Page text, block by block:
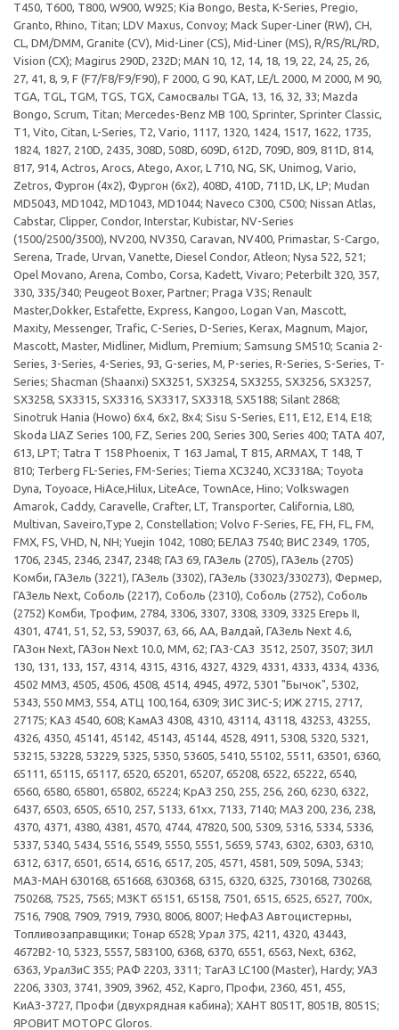
T450, T600, T800, W900, W925; Kia Bongo, Besta, K-Series, Pregio,
Granto, Rhino, Titan; LDV Maxus, Convoy; Mack Super-Liner (RW), CH,
CL, DM/DMM, Granite (CV), Mid-Liner (CS), Mid-Liner (MS), R/RS/RL/RD,
Vision (CX); Magirus 290D, 232D; MAN 10, 12, 14, 18, 19, 22, 24, 25, 26,
27, 41, 8, 9, F (F7/F8/F9/F90), F 2000, G 90, KAT, LE/L 2000, M 2000, M 90,
TGA, TGL, TGM, TGS, TGX, Самосвалы TGA, 13, 16, 32, 33; Mazda
Bongo, Scrum, Titan; Mercedes-Benz MB 100, Sprinter, Sprinter Classic,
T1, Vito, Citan, L-Series, T2, Vario, 1117, 1320, 1424, 1517, 1622, 1735,
1824, 1827, 210D, 2435, 308D, 508D, 609D, 612D, 709D, 809, 811D, 814,
817, 914, Actros, Arocs, Atego, Axor, L 710, NG, SK, Unimog, Vario,
Zetros, Фургон (4х2), Фургон (6х2), 408D, 410D, 711D, LK, LP; Mudan
MD5043, MD1042, MD1043, MD1044; Naveco C300, C500; Nissan Atlas,
Cabstar, Clipper, Condor, Interstar, Kubistar, NV-Series
(1500/2500/3500), NV200, NV350, Caravan, NV400, Primastar, S-Cargo,
Serena, Trade, Urvan, Vanette, Diesel Condor, Atleon; Nysa 522, 521;
Opel Movano, Arena, Combo, Corsa, Kadett, Vivaro; Peterbilt 320, 357,
330, 335/340; Peugeot Boxer, Partner; Praga V3S; Renault
Master,Dokker, Estafette, Express, Kangoo, Logan Van, Mascott,
Maxity, Messenger, Trafic, C-Series, D-Series, Kerax, Magnum, Major,
Mascott, Master, Midliner, Midlum, Premium; Samsung SM510; Scania 2-
Series, 3-Series, 4-Series, 93, G-series, M, P-series, R-Series, S-Series, T-
Series; Shacman (Shaanxi) SX3251, SX3254, SX3255, SX3256, SX3257,
SX3258, SX3315, SX3316, SX3317, SX3318, SX5188; Silant 2868;
Sinotruk Hania (Howo) 6x4, 6x2, 8x4; Sisu S-Series, E11, E12, E14, E18;
Skoda LIAZ Series 100, FZ, Series 200, Series 300, Series 400; TATA 407,
613, LPT; Tatra T 158 Phoenix, T 163 Jamal, T 815, ARMAX, T 148, T
810; Terberg FL-Series, FM-Series; Tiema XC3240, XC3318A; Toyota
Dyna, Toyoace, HiAce,Hilux, LiteAce, TownAce, Hino; Volkswagen
Amarok, Caddy, Caravelle, Crafter, LT, Transporter, California, L80,
Multivan, Saveiro,Type 2, Constellation; Volvo F-Series, FE, FH, FL, FM,
FMX, FS, VHD, N, NH; Yuejin 1042, 1080; БЕЛАЗ 7540; ВИС 2349, 1705,
1706, 2345, 2346, 2347, 2348; ГАЗ 69, ГАЗель (2705), ГАЗель (2705)
Комби, ГАЗель (3221), ГАЗель (3302), ГАЗель (33023/330273), Фермер,
ГАЗель Next, Соболь (2217), Соболь (2310), Соболь (2752), Соболь
(2752) Комби, Трофим, 2784, 3306, 3307, 3308, 3309, 3325 Егерь II,
4301, 4741, 51, 52, 53, 59037, 63, 66, АА, Валдай, ГАЗель Next 4.6,
ГАЗон Next, ГАЗон Next 10.0, ММ, 62; ГАЗ-САЗ 3512, 2507, 3507; ЗИЛ
130, 131, 133, 157, 4314, 4315, 4316, 4327, 4329, 4331, 4333, 4334, 4336,
4502 ММЗ, 4505, 4506, 4508, 4514, 4945, 4972, 5301 "Бычок", 5302,
5343, 550 ММЗ, 554, АТЦ 100,164, 6309; ЗИС ЗИС-5; ИЖ 2715, 2717,
27175; КАЗ 4540, 608; КамАЗ 4308, 4310, 43114, 43118, 43253, 43255,
4326, 4350, 45141, 45142, 45143, 45144, 4528, 4911, 5308, 5320, 5321,
53215, 53228, 53229, 5325, 5350, 53605, 5410, 55102, 5511, 63501, 6360,
65111, 65115, 65117, 6520, 65201, 65207, 65208, 6522, 65222, 6540,
6560, 6580, 65801, 65802, 65224; КрАЗ 250, 255, 256, 260, 6230, 6322,
6437, 6503, 6505, 6510, 257, 5133, 61xx, 7133, 7140; МАЗ 200, 236, 238,
4370, 4371, 4380, 4381, 4570, 4744, 47820, 500, 5309, 5316, 5334, 5336,
5337, 5340, 5434, 5516, 5549, 5550, 5551, 5659, 5743, 6302, 6303, 6310,
6312, 6317, 6501, 6514, 6516, 6517, 205, 4571, 4581, 509, 509А, 5343;
МАЗ-МАН 630168, 651668, 630368, 6315, 6320, 6325, 730168, 730268,
750268, 7525, 7565; МЗКТ 65151, 65158, 7501, 6515, 6525, 6527, 700x,
7516, 7908, 7909, 7919, 7930, 8006, 8007; НефАЗ Автоцистерны,
Топливозаправщики; Тонар 6528; Урал 375, 4211, 4320, 43443,
4672B2-10, 5323, 5557, 583100, 6368, 6370, 6551, 6563, Next, 6362,
6363, УралЗиС 355; РАФ 2203, 3311; ТагАЗ LC100 (Master), Hardy; УАЗ
2206, 3303, 3741, 3909, 3962, 452, Карго, Профи, 2360, 451, 455,
КиАЗ-3727, Профи (двухрядная кабина); ХАНТ 8051T, 8051B, 8051S;
ЯРОВИТ МОТОРС Gloros.